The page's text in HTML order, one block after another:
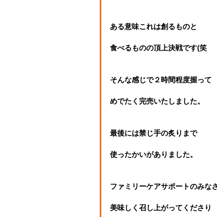
ある意味これは創るものと
食べるものの頂上決戦です(笑
そんな感じで２時間程度握って
めでたく完売いたしました。
最後には禁じ手の炙りまで
使ったかいがありました。
ファミリーケアサポートのみな
美味しく召し上がってくださり